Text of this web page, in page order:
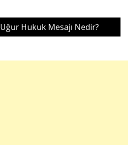
Uğur Hukuk Mesajı Nedir?